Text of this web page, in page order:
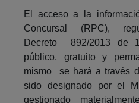
El acceso a la
Concursal (RPC),
Decreto 892/2013 de
público, gratuito y
mismo se hará a través
sido designado por el
gestionado